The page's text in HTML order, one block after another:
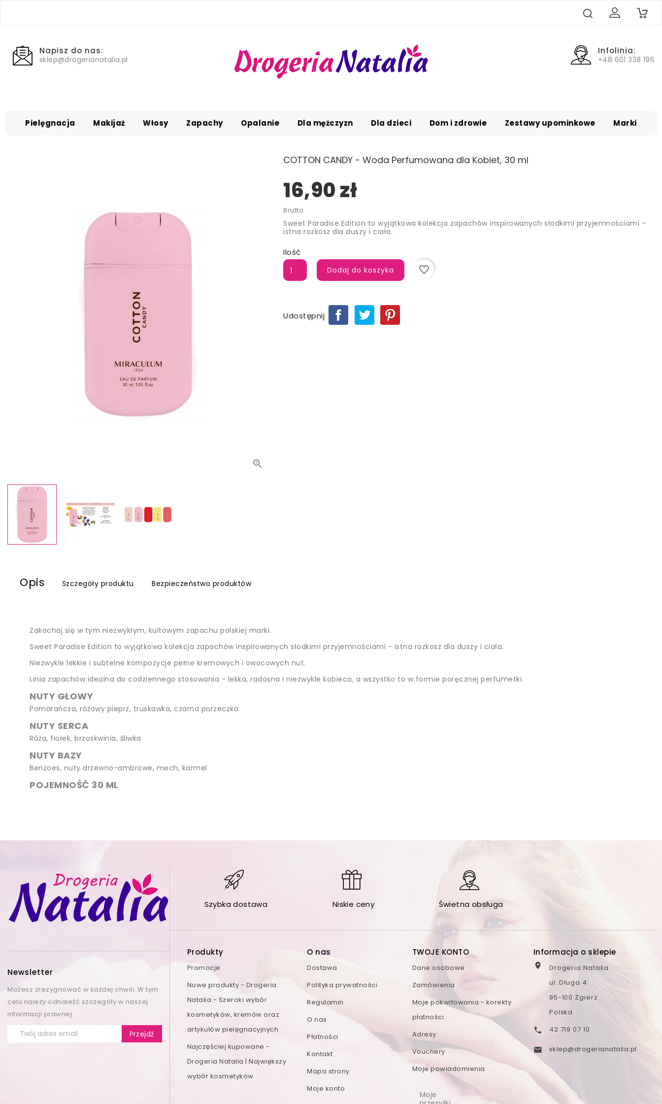
0
Infolinia:
+48 601 338 196
Napisz do nas:
sklep@drogerianatalia.pl
Pielęgnacja Makijaż Włosy Zapachy Opalanie Dla mężczyzn Dla dzieci Dom i zdrowie Zestawy upominkowe Marki

COTTON CANDY - Woda Perfumowana dla Kobiet, 30 ml
16,90 zł
Brutto
Sweet Paradise Edition to wyjątkowa kolekcja zapachów inspirowanych słodkimi przyjemnościami -
istna rozkosz dla duszy i ciała.
Ilość
Dodaj do koszyka favorite_border
Udostępnij
Opis Szczegóły produktu Bezpieczeństwo produktów
Zakochaj się w tym niezwykłym, kultowym zapachu polskiej marki.
Sweet Paradise Edition to wyjątkowa kolekcja zapachów inspirowanych słodkimi przyjemnościami - istna rozkosz dla duszy i ciała.
Niezwykle lekkie i subtelne kompozycje pełne kremowych i owocowych nut.
Linia zapachów idealna do codziennego stosowania - lekka, radosna i niezwykle kobieca, a wszystko to w formie poręcznej perfumetki.
NUTY GŁOWY
Pomarańcza, różowy pieprz, truskawka, czarna porzeczka
NUTY SERCA
Róża, fiołek, brzoskwinia, śliwka
NUTY BAZY
Benzoes, nuty drzewno-ambrowe, mech, karmel
POJEMNOŚĆ 30 ML
Newsletter
Możesz zrezygnować w każdej chwili. W tym
celu należy odnaleźć szczegóły w naszej
informacji prawnej.
Szybka dostawa Niskie ceny Świetna obsługa
Produkty
Promocje
Nowe produkty - Drogeria
Natalia - Szeroki wybór
kosmetyków, kremów oraz
artykułów pielęgnacyjnych
Najczęściej kupowane -
Drogeria Natalia | Największy
wybór kosmetyków
O nas
Dostawa
Polityka prywatności
Regulamin
O nas
Płatności
Kontakt
Mapa strony
Moje konto
TWOJE KONTO
Dane osobowe
Zamówienia
Moje pokwitowania - korekty
płatności
Adresy
Vouchery
Moje powiadomienia
Moje
Informacja o sklepie

Drogeria Natalia
ul. Długa 4
95-100 Zgierz
Polska
 42 719 07 10
 sklep@drogerianatalia.pl